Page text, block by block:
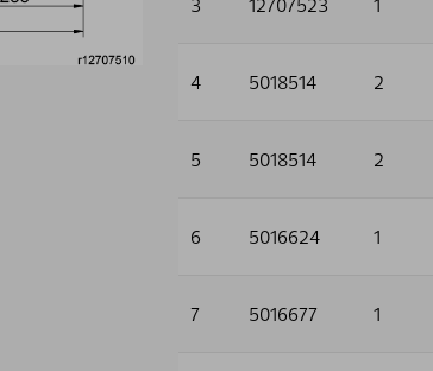
4 5018514 2
5 5018514 2
6 5016624 1
7 5016677 1